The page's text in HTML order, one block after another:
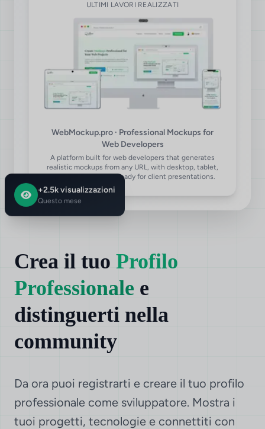
Crea il tuo Profilo
Professionale e
distinguerti nella
community
Da ora puoi registrarti e creare il tuo profilo
professionale come sviluppatore. Mostra i
tuoi progetti, tecnologie e connettiti con
ULTIMI LAVORI REALIZZATI
WebMockup.pro · Professional Mockups for
Web Developers
A platform built for web developers that generates
realistic mockups from any URL, with desktop, tablet,
and mobile captures ready for client presentations.
+2.5k visualizzazioni
Questo mese